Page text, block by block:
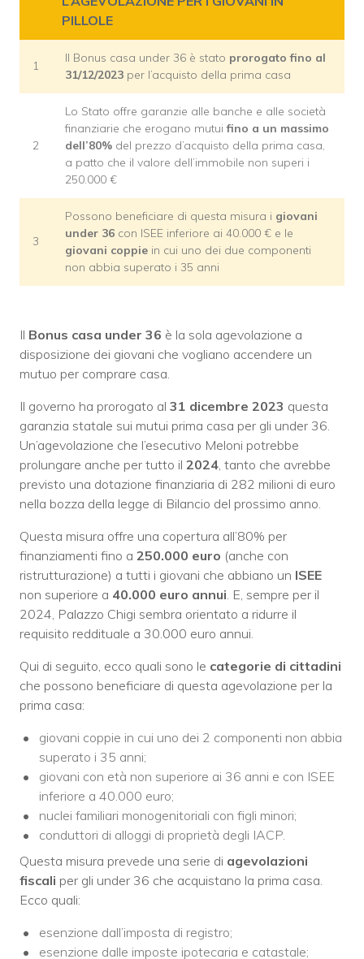
PILLOLE
1
Il Bonus casa under 36 è stato prorogato fino al
31/12/2023 per l’acquisto della prima casa
2
Lo Stato offre garanzie alle banche e alle società
finanziarie che erogano mutuifino a un massimo
dell’80% del prezzo d’acquisto della prima casa,
a patto che il valore dell’immobile non superi i
250.000 €
3
Possono beneficiare di questa misura i giovani
under 36 con ISEE inferiore ai 40.000 € e le
giovani coppie in cui uno dei due componenti
non abbia superato i 35 anni
Il Bonus casa under 36 è la sola agevolazione a
disposizione dei giovani che vogliano accendere un
mutuo per comprare casa.
Il governo ha prorogato al 31 dicembre 2023 questa
garanzia statale sui mutui prima casa per gli under 36.
Un’agevolazione che l’esecutivo Meloni potrebbe
prolungare anche per tutto il 2024, tanto che avrebbe
previsto una dotazione finanziaria di 282 milioni di euro
nella bozza della legge di Bilancio del prossimo anno.
Questa misura offre una copertura all’80% per
finanziamenti fino a 250.000 euro (anche con
ristrutturazione) a tutti i giovani che abbiano un ISEE
non superiore a 40.000 euro annui. E, sempre per il
2024, Palazzo Chigi sembra orientato a ridurre il
requisito reddituale a 30.000 euro annui.
Qui di seguito, ecco quali sono le categorie di cittadini
che possono beneficiare di questa agevolazione per la
prima casa:
giovani coppie in cui uno dei 2 componenti non abbia
superato i 35 anni;
giovani con età non superiore ai 36 anni e con ISEE
inferiore a 40.000 euro;
nuclei familiari monogenitoriali con figli minori;
conduttori di alloggi di proprietà degli IACP.
Questa misura prevede una serie di agevolazioni
fiscali per gli under 36 che acquistano la prima casa.
Ecco quali:
esenzione dall’imposta di registro;
esenzione dalle imposte ipotecaria e catastale;